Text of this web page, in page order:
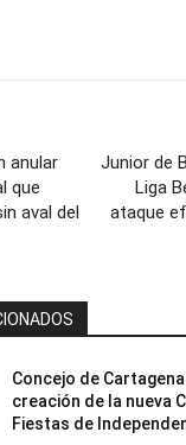
anular
que
aval del
Junior de
Liga
ataque
Concejo de
creación de la nueva
Fiestas de